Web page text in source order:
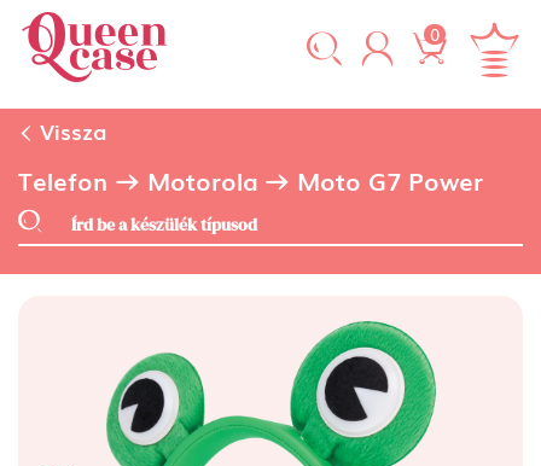
0
Vissza
Telefon Motorola Moto G7 Power